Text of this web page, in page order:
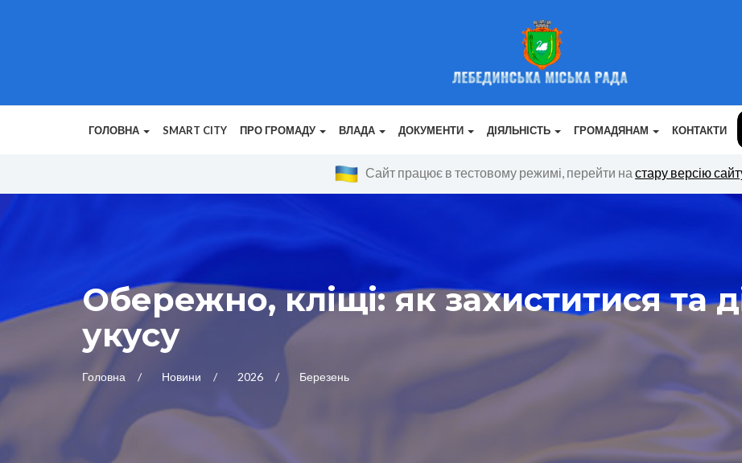
ГОЛОВНА SMART CITY ПРО ГРОМАДУ ВЛАДА ДОКУМЕНТИ ДІЯЛЬНІСТЬ ГРОМАДЯНАМ КОНТАКТИ
Сайт працює в тестовому режимі, перейти на стару версію
Обережно, кліщі: як захиститися та
укусу
Головна Новини 2026 Березень